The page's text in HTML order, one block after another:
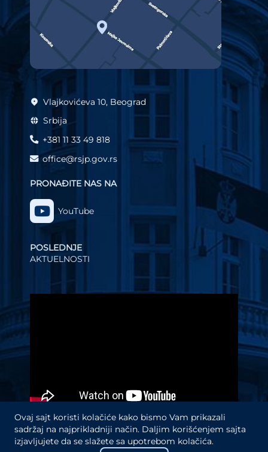
Vlajkovićeva 10, Beograd
Srbija
+381 11 33 49 818
office@rsjp.gov.rs
PRONAĐITE NAS NA
YouTube
POSLEDNJE
AKTUELNOSTI
Video
Ovaj sajt koristi kolačiće kako bismo Vam prikazali
sadržaj na najprikladniji način. Daljim korišćenjem sajta
izjavljujete da se slažete sa upotrebom kolačića.